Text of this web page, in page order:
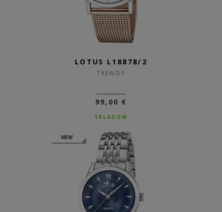
LOTUS L18878/2
TRENDY
99,00 €
SKLADOM
NEW